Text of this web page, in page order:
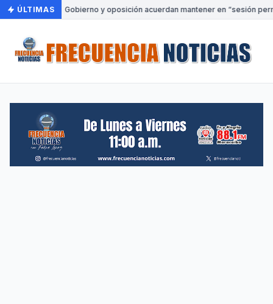
ÚLTIMAS• Gobierno y oposición acuerdan mantener en “sesión